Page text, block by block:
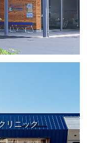
リニック